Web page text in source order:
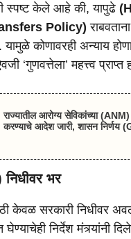
स्पष्ट केले आहे की, यापुढे
Policy)
कोणावरही अन्याय
‘गुणवत्तेला’ महत्त्व प्राप्त
राज्यातील आरोग्य सेविकांच्या
करण्याचे आदेश जारी, शासन निर्णय
भर
केवळ सरकारी निधीवर
घेण्याचेही निर्देश मंत्र्यांनी